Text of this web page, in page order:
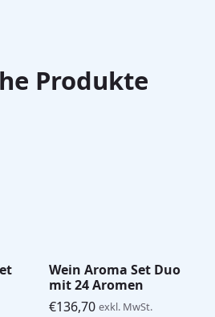
Produkte
Wein Aroma Set Duo
mit 24 Aromen
€136,70 exkl. MwSt.